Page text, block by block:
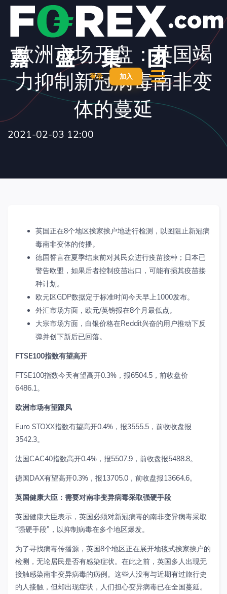
登录 加入
欧洲市场开盘：英国竭
力抑制新冠病毒南非变
体的蔓延
2021-02-03 12:00
英国正在8个地区挨家挨户地进行检测，以图阻止新冠病
毒南非变体的传播。
德国誓言在夏季结束前对其民众进行疫苗接种；日本已
警告欧盟，如果后者控制疫苗出口，可能有损其疫苗接
种计划。
欧元区GDP数据定于标准时间今天早上1000发布。
外汇市场方面，欧元/英镑报在8个月最低点。
大宗市场方面，白银价格在Reddit兴奋的用户推动下反
弹并创下新后已回落。
FTSE100指数有望高开
FTSE100指数今天有望高开0.3%，报6504.5，前收盘价
6486.1。
欧洲市场有望跟风
Euro STOXX指数有望高开0.4%，报3555.5，前收收盘报
3542.3。
法国CAC40指数高开0.4%，报5507.9，前收盘报5488.8。
德国DAX有望高开0.3%，报13705.0，前收盘报13664.6。
英国健康大臣：需要对南非变异病毒采取强硬手段
英国健康大臣表示，英国必须对新冠病毒的南非变异病毒采取
“强硬手段”，以抑制病毒在多个地区爆发。
为了寻找病毒传播源，英国8个地区正在展开地毯式挨家挨户的
检测，无论居民是否有感染症状。在此之前，英国多人出现无
接触感染南非变异病毒的病例。这些人没有与近期有过旅行史
的人接触，但却出现症状，人们担心变异病毒已在全国蔓延。